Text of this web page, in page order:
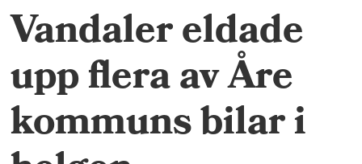
Vandaler eldade
upp flera av Åre
kommuns bilar i